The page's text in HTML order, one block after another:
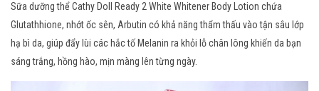
Sữa dưỡng thể Cathy Doll Ready 2 White Whitener Body Lotion chứa
Glutathhione, nhớt ốc sên, Arbutin có khả năng thẩm thấu vào tận sâu lớp
hạ bì da, giúp đẩy lùi các hắc tố Melanin ra khỏi lỗ chân lông khiến da bạn
sáng trắng, hồng hào, mịn màng lên từng ngày.